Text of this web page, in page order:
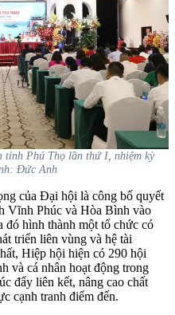
Phú Thọ lần thứ I, nhiệm kỳ
Đức Anh
của Đại hội là công bố quyết
Vĩnh Phúc và Hòa Bình vào
hình thành một tổ chức có
triển liên vùng và hệ tài
Hiệp hội hiện có 290 hội
và cá nhân hoạt động trong
đẩy liên kết, nâng cao chất
cạnh tranh điểm đến.